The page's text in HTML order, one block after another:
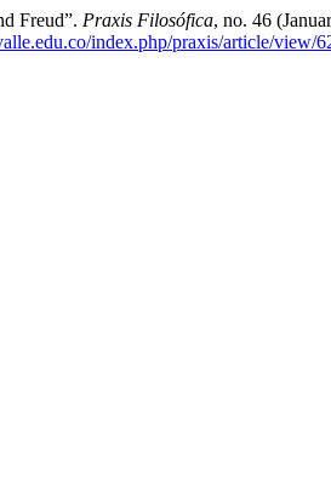
Freud”. Praxis Filosófica, no. 46
index.php/praxis/article/view/